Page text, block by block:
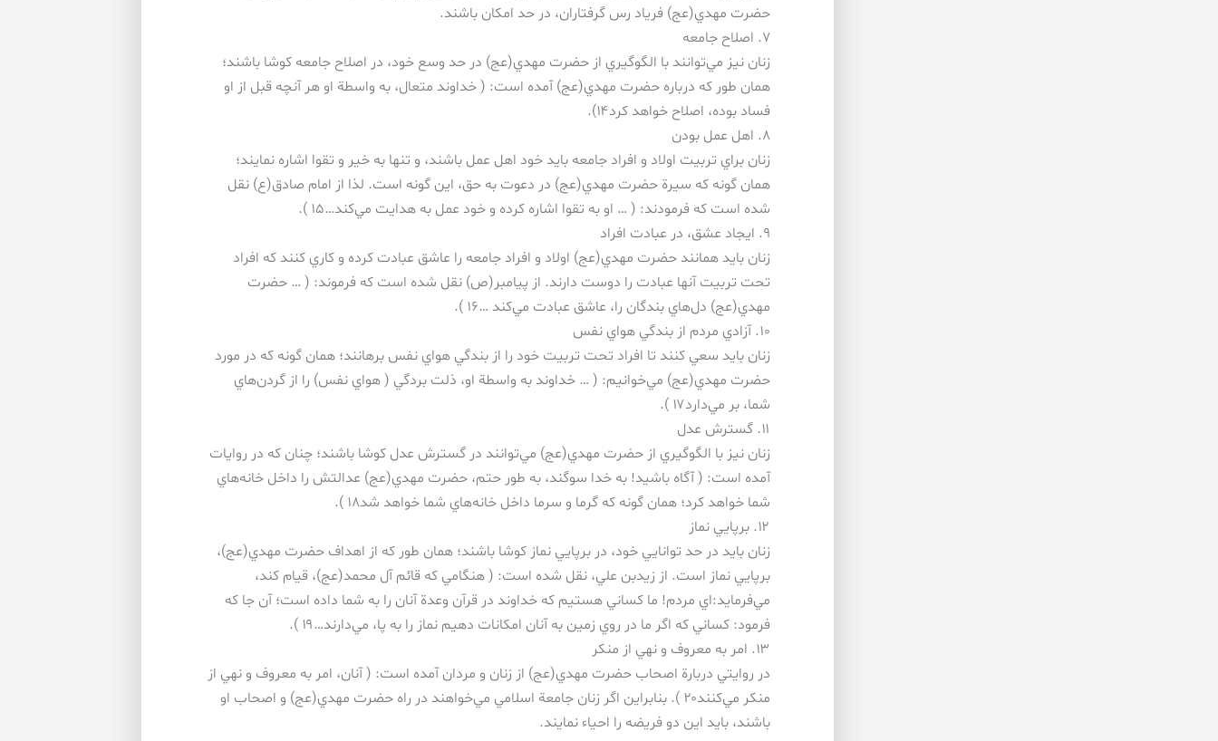
حضرت مهدي(عج) فرياد رس گرفتاران، در حد امكان باشند.
۷. اصلاح جامعه
زنان نيز مي‌توانند با الگوگيري از حضرت مهدي(عج) در حد وسع خود، در اصلاح جامعه كوشا باشند؛
همان طور كه درباره حضرت مهدي(عج) آمده است: ( خداوند متعال، به واسطة او هر آنچه قبل از او
فساد بوده، اصلاح خواهد كرد۱۴).
۸. اهل عمل بودن
زنان براي تربيت اولاد و افراد جامعه بايد خود اهل عمل باشند، و تنها به خير و تقوا اشاره نمايند؛
همان گونه كه سيرة حضرت مهدي(عج) در دعوت به حق، اين گونه است. لذا از امام صادق(ع) نقل
شده است كه فرمودند: ( … او به تقوا اشاره كرده و خود عمل به هدايت مي‌كند…۱۵ ).
۹. ايجاد عشق، در عبادت افراد
زنان بايد همانند حضرت مهدي(عج) اولاد و افراد جامعه را عاشق عبادت كرده و كاري كنند كه افراد
تحت تربيت آنها عبادت را دوست دارند. از پيامبر(ص) نقل شده است كه فرموند: ( … حضرت
مهدي(عج) دل‌هاي بندگان را، عاشق عبادت مي‌كند …۱۶ ).
۱۰. آزادي مردم از بندگي هواي نفس
زنان بايد سعي كنند تا افراد تحت تربيت خود را از بندگي هواي نفس برهانند؛ همان گونه كه در مورد
حضرت مهدي(عج) مي‌خوانيم: ( … خداوند به واسطة او، ذلت بردگي ( هواي نفس) را از گردن‌هاي
شما، بر مي‌دارد۱۷ ).
۱۱. گسترش عدل
زنان نيز با الگوگيري از حضرت مهدي(عج) مي‌توانند در گسترش عدل كوشا باشند؛ چنان كه در روايات
آمده است: ( آگاه باشيد! به خدا سوگند، به طور حتم، حضرت مهدي(عج) عدالتش را داخل خانه‌هاي
شما خواهد كرد؛ همان گونه كه گرما و سرما داخل خانه‌هاي شما خواهد شد۱۸ ).
۱۲. برپايي نماز
زنان بايد در حد توانايي خود، در برپايي نماز كوشا باشند؛ همان طور كه از اهداف حضرت مهدي(عج)،
برپايي نماز است. از زيدبن علي، نقل شده است: ( هنگامي كه قائم آل محمد(عج)، قيام كند،
مي‌فرمايد:‌اي مردم! ما كساني هستيم كه خداوند در قرآن وعدة آنان را به شما داده است؛ آن جا كه
فرمود: كساني كه اگر ما در روي زمين به آنان امكانات دهيم نماز را به پا، مي‌دارند…۱۹ ).
۱۳. امر به معروف و نهي از منكر
در روايتي دربارة اصحاب حضرت مهدي(عج) از زنان و مردان آمده است: ( آنان، امر به معروف و نهي از
منكر مي‌كنند۲۰ ). بنابراين اگر زنان جامعة اسلامي مي‌خواهند در راه حضرت مهدي(عج) و اصحاب او
باشند، بايد اين دو فريضه را احياء نمايند.